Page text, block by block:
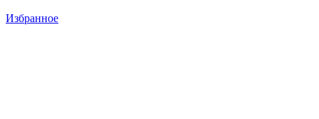
Избранное